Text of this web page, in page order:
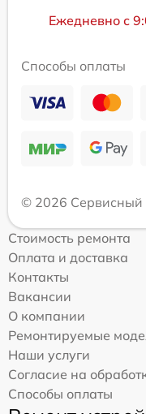
Ежедневно с
Способы оплаты
© 2026 Сервисный
Стоимость ремонта
Оплата и доставка
Контакты
Вакансии
О компании
Ремонтируемые
Наши услуги
Согласие на
Способы оплаты